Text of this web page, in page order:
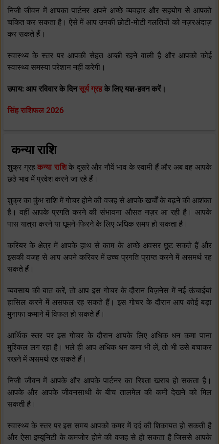
निजी जीवन में आपका पार्टनर अपने अच्‍छे व्‍यवहार और सहयोग से आपको
चकित कर सकता है। ऐसे में आप उनकी छोटी-मोटी गलतियों को नज़रअंदाज़
कर सकते हैं।
स्‍वास्‍थ्‍य के स्‍तर पर आपकी सेहत अच्‍छी रहने वाली है और आपको कोई
स्‍वास्‍थ्‍य समस्‍या परेशान नहीं करेगी।
उपाय: आप रविवार के दिनसूर्य ग्रहके लिए यज्ञ-हवन करें।
सिंह राशिफल 2026
कन्या राशि
शुक्र ग्रहकन्या राशिके दूसरे और नौवें भाव के स्‍वामी हैं और अब वह आपके
छठे भाव में प्रवेश करने जा रहे हैं।
शुक्र का कुंभ राशि में गोचर होने की वजह से आपके खर्चों के बढ़ने की आशंका
है। वहीं आपके प्रगति करने की संभावना औसत नज़र आ रही है। आपके
पास यात्रा करने या घूमने-फिरने के लिए अधिक समय हो सकता है।
करियर के क्षेत्र में आपके हाथ से काम के अच्‍छे अवसर छूट सकते हैं और
इसकी वजह से आप अपने करियर में उच्‍च प्रगति प्राप्‍त करने में असमर्थ रह
सकते हैं।
व्‍यवसाय की बात करें, तो आप इस गोचर के दौरान बिज़नेस में नई ऊंचाईयां
हासिल करने में असफल रह सकते हैं। इस गोचर के दौरान आप कोई बड़ा
मुनाफा कमाने में विफल हो सकते हैं।
आर्थिक स्‍तर पर इस गोचर के दौरान आपके लिए अधिक धन कमा पाना
मुश्किल लग रहा है। भले ही आप अधिक धन कमा भी लें, तो भी उसे बचाकर
रखने में असमर्थ रह सकते हैं।
निजी जीवन में आपके और आपके पार्टनर का रिश्‍ता खराब हो सकता है।
आपके और आपके जीवनसाथी के बीच तालमेल की कमी देखने को मिल
सकती है।
स्‍वास्‍थ्‍य के स्‍तर पर इस समय आपको कमर में दर्द की शिकायत हो सकती है
और ऐसा इम्‍यूनिटी के कमजोर होने की वजह से हो सकता है जिससे आपके